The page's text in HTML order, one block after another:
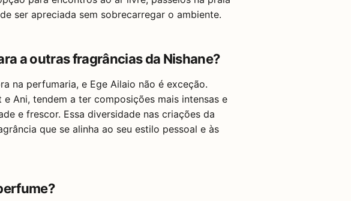
ser apreciada sem sobrecarregar o ambiente.
a outras fragrâncias da Nishane?
na perfumaria, e Ege Ailaio não é exceção.
Ani, tendem a ter composições mais intensas e
e frescor. Essa diversidade nas criações da
que se alinha ao seu estilo pessoal e às